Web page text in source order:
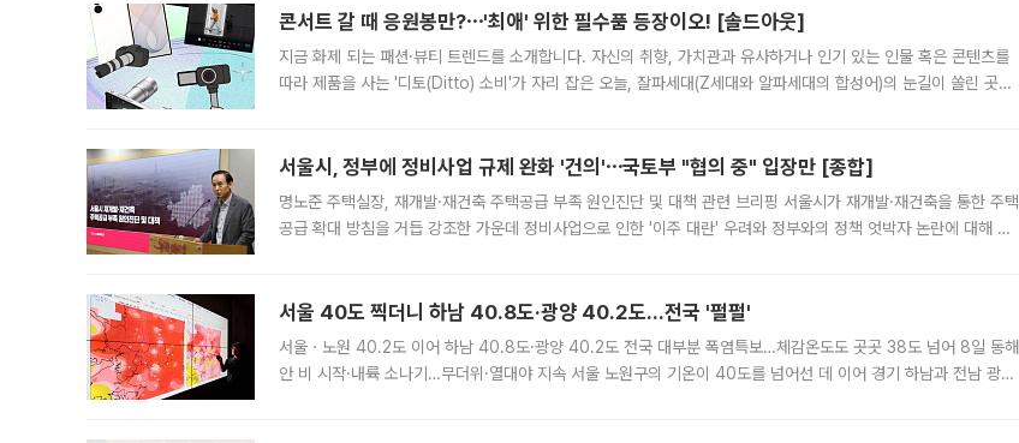
콘서트 갈 때 응원봉만?⋯'최애' 위한 필수품 등장이오! [솔드아웃]
지금 화제 되는 패션·뷰티 트렌드를 소개합니다. 자신의 취향, 가치관과 유사하거나 인기 있는 인물 혹은 콘텐츠를
따라 제품을 사는 '디토(Ditto) 소비'가 자리 잡은 오늘, 잘파세대(Z세대와 알파세대의 합성어)의 눈길이 쏠린 곳은
서울시, 정부에 정비사업 규제 완화 '건의'⋯국토부 "협의 중" 입장만 [종합]
명노준 주택실장, 재개발·재건축 주택공급 부족 원인진단 및 대책 관련 브리핑 서울시가 재개발·재건축을 통한 주택
공급 확대 방침을 거듭 강조한 가운데 정비사업으로 인한 '이주 대란' 우려와 정부와의 정책 엇박자 논란에 대해 정
서울 40도 찍더니 하남 40.8도·광양 40.2도…전국 '펄펄'
서울ㆍ노원 40.2도 이어 하남 40.8도·광양 40.2도 전국 대부분 폭염특보…체감온도도 곳곳 38도 넘어 8일 동해
안 비 시작·내륙 소나기…무더위·열대야 지속 서울 노원구의 기온이 40도를 넘어선 데 이어 경기 하남과 전남 광양